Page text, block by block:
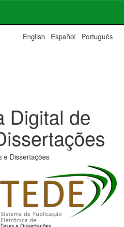
English Español Português
Digital de
e Dissertações